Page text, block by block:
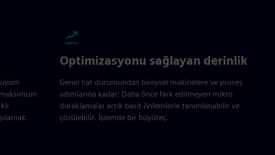
Optimizasyonu sağlayan derinlik
Genel hat durumundan bireysel makinelere ve proses
adımlarına kadar: Daha önce fark edilmeyen mikro
duraklamalar artık basit önlemlerle tanımlanabilir ve
çözülebilir. İşlemde bir büyüteç.